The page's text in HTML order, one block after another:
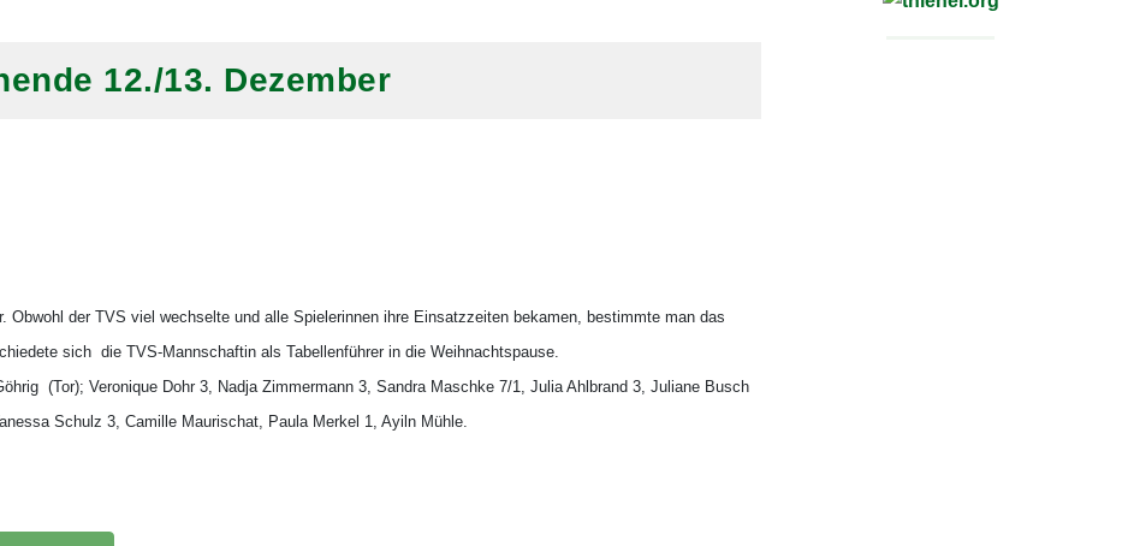
12./13. Dezember
Obwohl der TVS viel wechselte und alle Spielerinnen ihre Einsatzzeiten bekamen, bestimmte man das
sich die TVS-Mannschaftin als Tabellenführer in die Weihnachtspause.
(Tor); Veronique Dohr 3, Nadja Zimmermann 3, Sandra Maschke 7/1, Julia Ahlbrand 3, Juliane Busch
Schulz 3, Camille Maurischat, Paula Merkel 1, Ayiln Mühle.